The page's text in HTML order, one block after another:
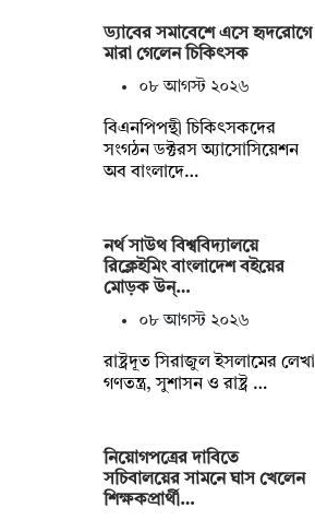
ড্যাবের সমাবেশে এসে হৃদরোগে
মারা গেলেন চিকিৎসক
০৮ আগস্ট ২০২৬
বিএনপিপন্থী চিকিৎসকদের
সংগঠন ডক্টরস অ্যাসোসিয়েশন
অব বাংলাদে…
নর্থ সাউথ বিশ্ববিদ্যালয়ে
রিক্লেইমিং বাংলাদেশ বইয়ের
মোড়ক উন্…
০৮ আগস্ট ২০২৬
রাষ্ট্রদূত সিরাজুল ইসলামের লেখা
গণতন্ত্র, সুশাসন ও রাষ্ট্র …
নিয়োগপত্রের দাবিতে
সচিবালয়ের সামনে ঘাস খেলেন
শিক্ষকপ্রার্থী…